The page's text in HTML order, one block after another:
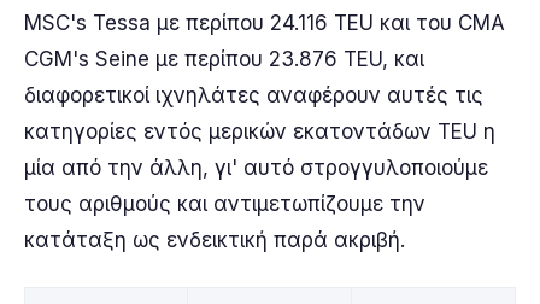
MSC's Tessa με περίπου 24.116 TEU και του CMA
CGM's Seine με περίπου 23.876 TEU, και
διαφορετικοί ιχνηλάτες αναφέρουν αυτές τις
κατηγορίες εντός μερικών εκατοντάδων TEU η
μία από την άλλη, γι' αυτό στρογγυλοποιούμε
τους αριθμούς και αντιμετωπίζουμε την
κατάταξη ως ενδεικτική παρά ακριβή.